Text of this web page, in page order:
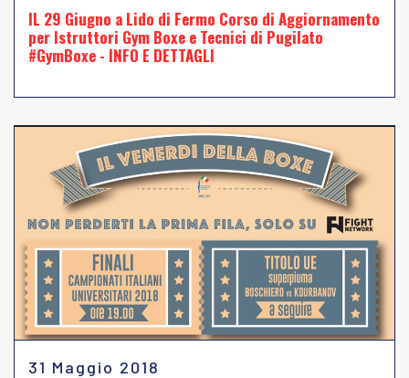
IL 29 Giugno a Lido di Fermo Corso di Aggiornamento
per Istruttori Gym Boxe e Tecnici di Pugilato
#GymBoxe - INFO E DETTAGLI
31 Maggio 2018